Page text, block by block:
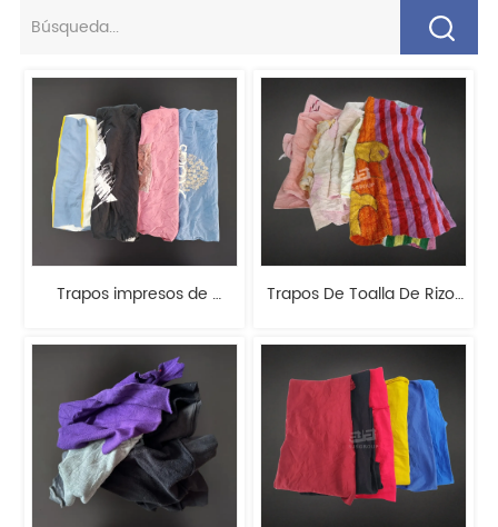
Trapos impresos de
colores mezclados
Trapos De Toalla De Rizo
De Colores